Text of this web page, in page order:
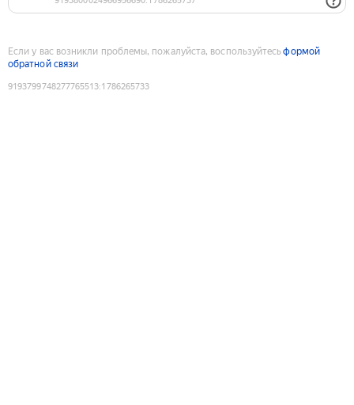
Если у вас возникли проблемы, пожалуйста, воспользуйтесьформой
обратной связи
9193799748277765513:1786265733